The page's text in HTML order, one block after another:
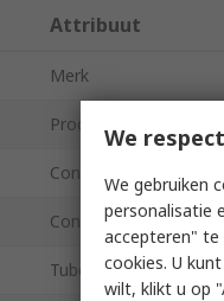
Attribuut
Merk
Product Type
Connection Thread Size
Connection Thread
Tube Connection Size
We
We gebruiken
personalisatie
accepteren" te
cookies. U
wilt, klikt u op